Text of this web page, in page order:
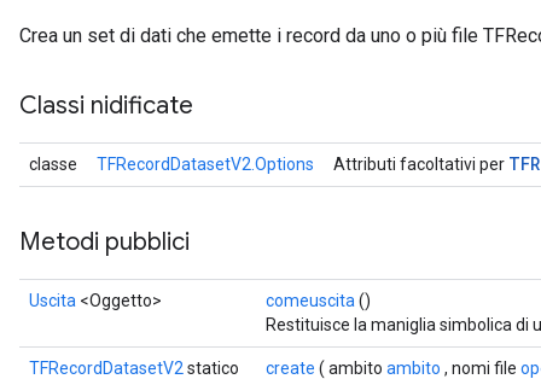
Crea un set di dati che emette i record da uno o più file
Classi nidificate
classe TFRecordDatasetV2.Options Attributi facoltativi per
Metodi pubblici
Uscita <Oggetto> comeuscita ()
Restituisce la maniglia simbolica di
TFRecordDatasetV2 statico create ( ambito ambito , nomi file